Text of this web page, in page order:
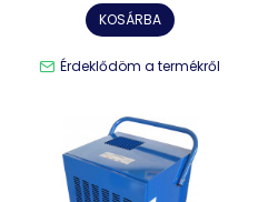
KOSÁRBA
Érdeklődöm a termékről